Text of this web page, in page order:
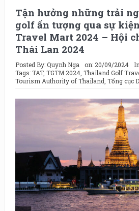
Tận hưởng những trải
golf ấn tượng qua sự
Travel Mart 2024 – Hội
Thái Lan 2024
Posted By:Quynh Nga on: 20/09/2024
Tags:TAT, TGTM 2024, Thailand Golf
Tourism Authority of Thailand Tổng cục